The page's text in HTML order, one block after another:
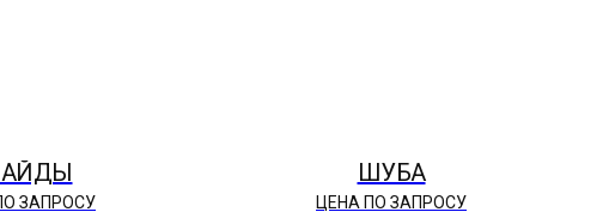
ЗАПРОСУ
ШУБА
ЦЕНА ПО ЗАПРОСУ